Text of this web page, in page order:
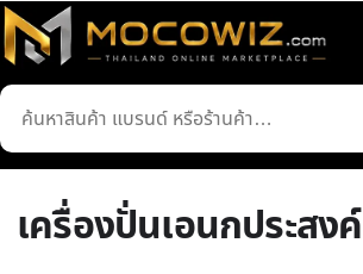
ข้าม
ไป
เนื้อหา
ค้นหา
สินค้า
เครื่องปั่นเอนกประสงค์